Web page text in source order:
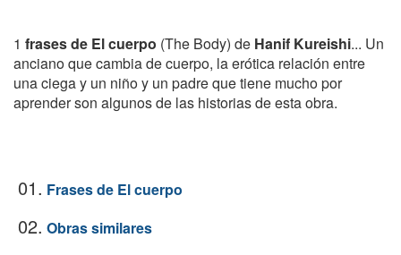
1 frases de El cuerpo (The Body) de Hanif Kureishi... Un
anciano que cambia de cuerpo, la erótica relación entre
una ciega y un niño y un padre que tiene mucho por
aprender son algunos de las historias de esta obra.
01. Frases de El cuerpo
02. Obras similares